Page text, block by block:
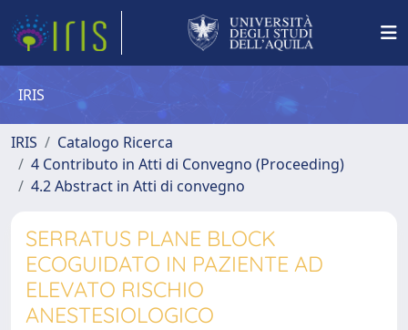
IRIS
IRIS
Catalogo Ricerca
4 Contributo in Atti di Convegno (Proceeding)
4.2 Abstract in Atti di convegno
SERRATUS PLANE BLOCK
ECOGUIDATO IN PAZIENTE AD
ELEVATO RISCHIO
ANESTESIOLOGICO